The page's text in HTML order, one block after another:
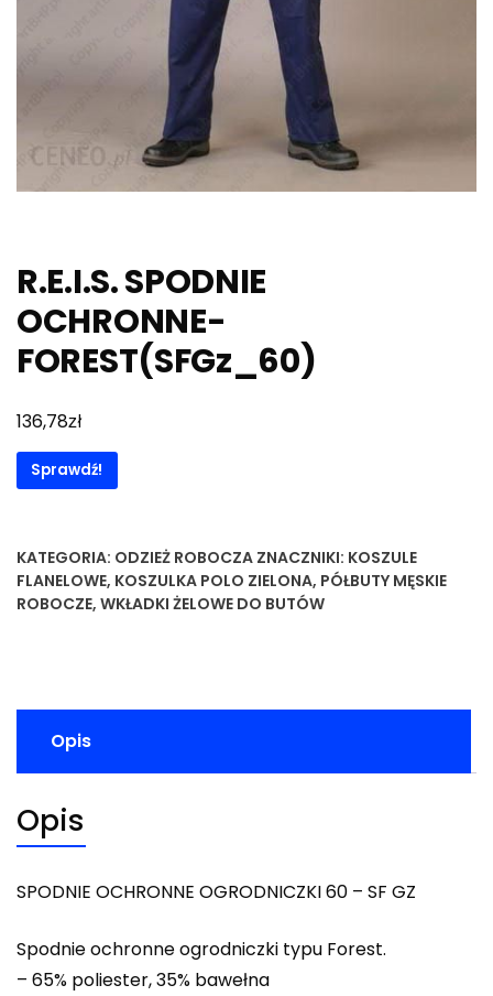
R.E.I.S. SPODNIE
OCHRONNE-
FOREST(SFGz_60)
136,78zł
Sprawdź!
KATEGORIA: ODZIEŻ ROBOCZA ZNACZNIKI: KOSZULE
FLANELOWE, KOSZULKA POLO ZIELONA, PÓŁBUTY MĘSKIE
ROBOCZE, WKŁADKI ŻELOWE DO BUTÓW
Opis
Opis
SPODNIE OCHRONNE OGRODNICZKI 60 – SF GZ
Spodnie ochronne ogrodniczki typu Forest.
– 65% poliester, 35% bawełna